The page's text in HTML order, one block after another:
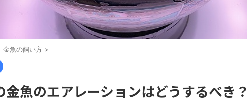
金魚の飼い方 >
金魚のエアレーションはどうするべき？